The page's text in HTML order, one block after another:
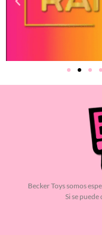
Becker Toys somos
Si se